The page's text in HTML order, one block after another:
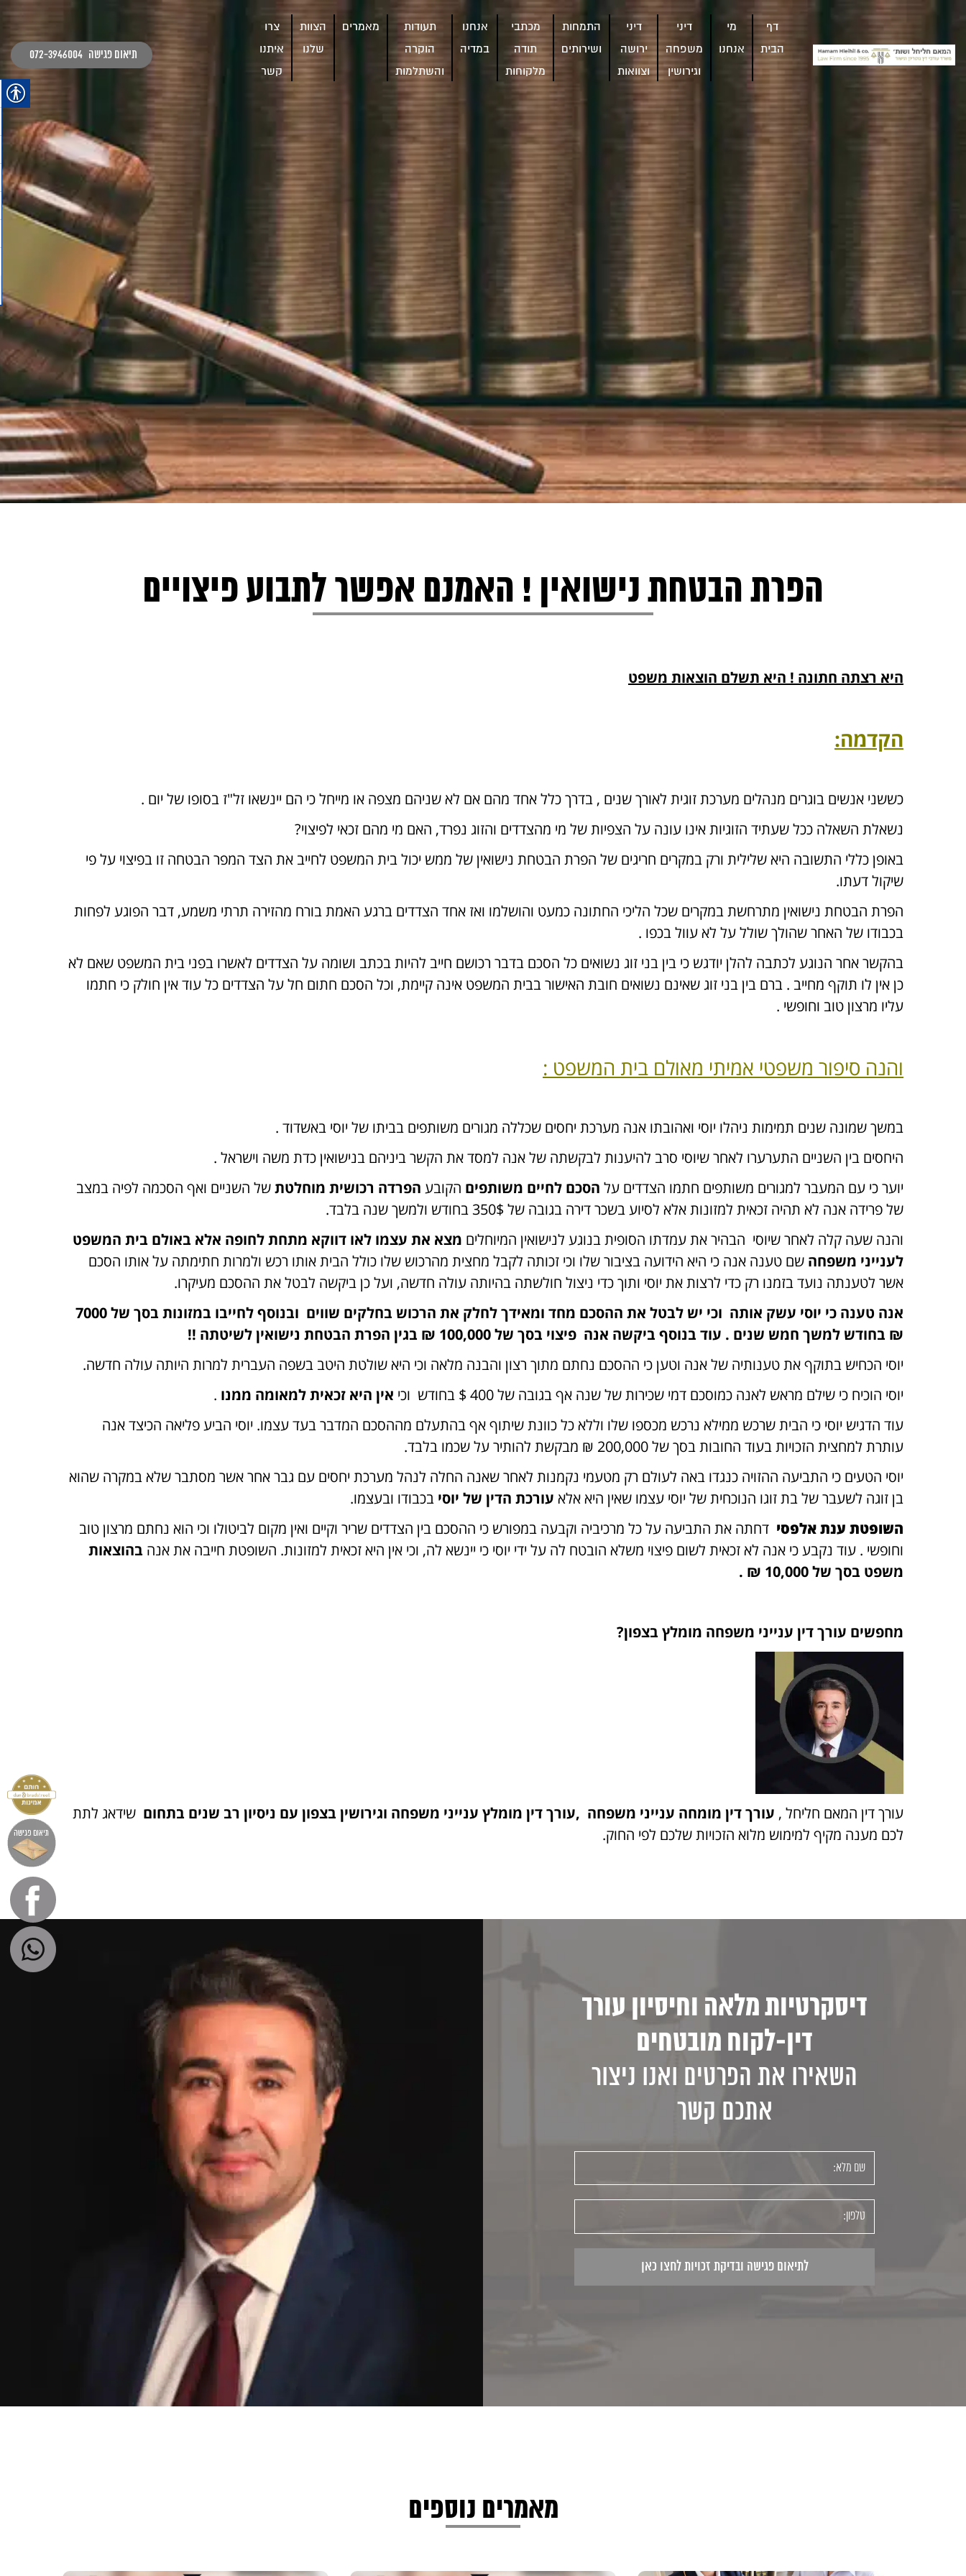
דף
הבית
מי
אנחנו
דיני
משפחה
וגירושין
דיני
ירושה
וצוואות
התמחות
ושירותים
מכתבי
תודה
מלקוחות
אנחנו
במדיה
תעודות
הוקרה
והשתלמות
מאמרים
הצוות
שלנו
צרו
איתנו
קשר
תיאום פגישה 072-3946004
הפרת הבטחת נישואין ! האמנם אפשר לתבוע פיצויים
היא רצתה חתונה ! היא תשלם הוצאות משפט
הקדמה:
כששני אנשים בוגרים מנהלים מערכת זוגית לאורך שנים , בדרך כלל אחד מהם אם לא שניהם מצפה או מייחל כי הם יינשאו זל"ז בסופו של יום .
נשאלת השאלה ככל שעתיד הזוגיות אינו עונה על הצפיות של מי מהצדדים והזוג נפרד, האם מי מהם זכאי לפיצוי?
באופן כללי התשובה היא שלילית ורק במקרים חריגים של הפרת הבטחת נישואין של ממש יכול בית המשפט לחייב את הצד המפר הבטחה זו בפיצוי על פי
שיקול דעתו.
הפרת הבטחת נישואין מתרחשת במקרים שכל הליכי החתונה כמעט והושלמו ואז אחד הצדדים ברגע האמת בורח מהזירה תרתי משמע, דבר הפוגע לפחות
בכבודו של האחר שהולך שולל על לא עוול בכפו .
בהקשר אחר הנוגע לכתבה להלן יודגש כי בין בני זוג נשואים כל הסכם בדבר רכושם חייב להיות בכתב ושומה על הצדדים לאשרו בפני בית המשפט שאם לא
כן אין לו תוקף מחייב . ברם בין בני זוג שאינם נשואים חובת האישור בבית המשפט אינה קיימת, וכל הסכם חתום חל על הצדדים כל עוד אין חולק כי חתמו
עליו מרצון טוב וחופשי .
והנה סיפור משפטי אמיתי מאולם בית המשפט :
במשך שמונה שנים תמימות ניהלו יוסי ואהובתו אנה מערכת יחסים שכללה מגורים משותפים בביתו של יוסי באשדוד .
היחסים בין השניים התערערו לאחר שיוסי סרב להיענות לבקשתה של אנה למסד את הקשר ביניהם בנישואין כדת משה וישראל .
יוער כי עם המעבר למגורים משותפים חתמו הצדדים על הסכם לחיים משותפים הקובע הפרדה רכושית מוחלטתשל השניים ואף הסכמה לפיה במצב
של פרידה אנה לא תהיה זכאית למזונות אלא לסיוע בשכר דירה בגובה של 350$ בחודש ולמשך שנה בלבד.
והנה שעה קלה לאחר שיוסי הבהיר את עמדתו הסופית בנוגע לנישואין המיוחלים מצא את עצמו לאו דווקא מתחת לחופה אלא באולם בית המשפט
לענייני משפחה שם טענה אנה כי היא הידועה בציבור שלו וכי זכותה לקבל מחצית מהרכוש שלו כולל הבית אותו רכש ולמרות חתימתה על אותו הסכם
אשר לטענתה נועד בזמנו רק כדי לרצות את יוסי ותוך כדי ניצול חולשתה בהיותה עולה חדשה, ועל כן ביקשה לבטל את ההסכם מעיקרו.
אנה טענה כי יוסי עשק אותה וכי יש לבטל את ההסכם מחד ומאידך לחלק את הרכוש בחלקים שווים ובנוסף לחייבו במזונות בסך של 7000
₪ בחודש למשך חמש שנים . עוד בנוסף ביקשה אנה פיצוי בסך של 100,000 ₪ בגין הפרת הבטחת נישואין לשיטתה !!
יוסי הכחיש בתוקף את טענותיה של אנה וטען כי ההסכם נחתם מתוך רצון והבנה מלאה וכי היא שולטת היטב בשפה העברית למרות היותה עולה חדשה.
יוסי הוכיח כי שילם מראש לאנה כמוסכם דמי שכירות של שנה אף בגובה של 400 $ בחודש וכי
אין היא זכאית למאומה ממנו .
עוד הדגיש יוסי כי הבית שרכש ממילא נרכש מכספו שלו וללא כל כוונת שיתוף אף בהתעלם מההסכם המדבר בעד עצמו. יוסי הביע פליאה הכיצד אנה
עותרת למחצית הזכויות בעוד החובות בסך של 200,000 ₪ מבקשת להותיר על שכמו בלבד.
יוסי הטעים כי התביעה ההזויה כנגדו באה לעולם רק מטעמי נקמנות לאחר שאנה החלה לנהל מערכת יחסים עם גבר אחר אשר מסתבר שלא במקרה שהוא
בן זוגה לשעבר של בת זוגו הנוכחית של יוסי עצמו שאין היא אלא עורכת הדין של יוסי בכבודו ובעצמו.
השופטת ענת אלפסי דחתה את התביעה על כל מרכיביה וקבעה במפורש כי ההסכם בין הצדדים שריר וקיים ואין מקום לביטולו וכי הוא נחתם מרצון טוב
וחופשי . עוד נקבע כי אנה לא זכאית לשום פיצוי משלא הובטח לה על ידי יוסי כי יינשא לה, וכי אין היא זכאית למזונות. השופטת חייבה את אנה בהוצאות
משפט בסך של 10,000 ₪ .
מחפשים עורך דין ענייני משפחה מומלץ בצפון?
עורך דין המאם חליחל , עורך דין מומחה ענייני משפחה ,עורך דין מומלץ ענייני משפחה וגירושין בצפון עם ניסיון רב שנים בתחום שידאג לתת
לכם מענה מקיף למימוש מלוא הזכויות שלכם לפי החוק.
דיסקרטיות מלאה וחיסיון עורך
דין-לקוח מובטחים
השאירו את הפרטים ואנו ניצור
אתכם קשר
מאמרים נוספים